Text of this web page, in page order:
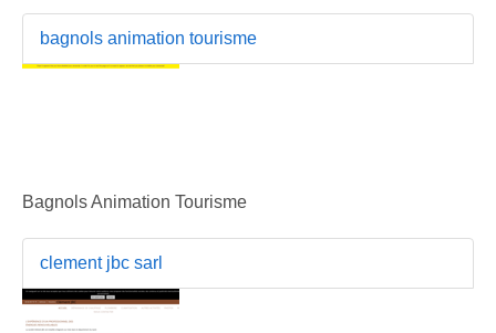
bagnols animation tourisme
Bagnols Animation Tourisme
clement jbc sarl